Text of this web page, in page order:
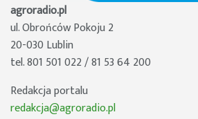
agroradio.pl
ul. Obrońców Pokoju 2
20-030 Lublin
tel. 801 501 022 / 81 53 64 200
Redakcja portalu
redakcja@agroradio.pl